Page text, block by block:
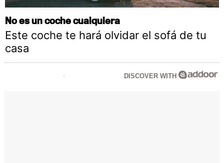
No es un coche cualquiera
Este coche te hará olvidar el sofá de tu
casa
DISCOVER WITH